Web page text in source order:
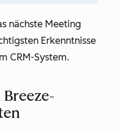
nächste Meeting
Erkenntnisse
CRM-System.